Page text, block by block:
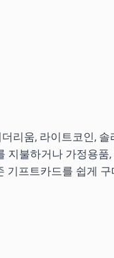
리움, 라이트코인,
지불하거나 가정용
프트카드를 쉽게